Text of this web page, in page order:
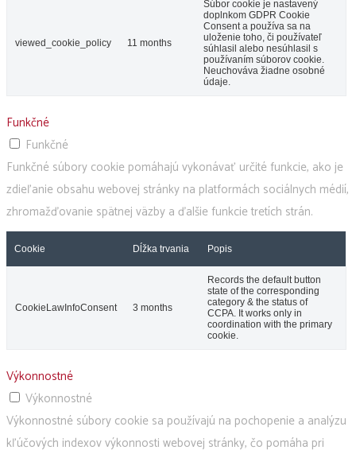
viewed_cookie_policy 11 months
Súbor cookie je nastavený
doplnkom GDPR Cookie
Consent a používa sa na
uloženie toho, či používateľ
súhlasil alebo nesúhlasil s
používaním súborov cookie.
Neuchováva žiadne osobné
údaje.
Funkčné
Funkčné
Funkčné súbory cookie pomáhajú vykonávať určité funkcie, ako je
zdieľanie obsahu webovej stránky na platformách sociálnych médií,
zhromažďovanie spätnej väzby a ďalšie funkcie tretích strán.
Cookie Dĺžka trvania Popis
CookieLawInfoConsent 3 months
Records the default button
state of the corresponding
category & the status of
CCPA. It works only in
coordination with the primary
cookie.
Výkonnostné
Výkonnostné
Výkonnostné súbory cookie sa používajú na pochopenie a analýzu
kľúčových indexov výkonnosti webovej stránky, čo pomáha pri